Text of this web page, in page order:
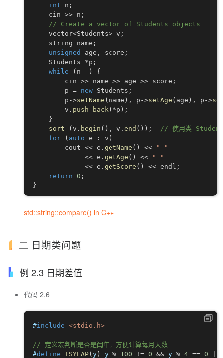
int n ;
    cin
>> n ;
// Create a vector of Students objects
    vector
<Students> v ;
    string name
;
unsigned
age , score ;
    Students
*p ;
while
( n -- )
{
        cin
>> name >> age >> score ;
        p
= new Students ;
        p
->setName ( name ) , p ->setAge ( age ) , p ->
        v
. push_back ( *p ) ;
}
sort
( v . begin ( ) , v . end ( ) ) ;
// 使用类
for
( auto e : v )
        cout
<< e . getName ( ) <<
" "
<< e . getAge ( ) <<
" "
<< e . getScore ( ) << endl ;
return 0 ;
}
std::string::compare() in C++
二 日期类问题
例 2.3 日期差值
代码 2.6
#include <stdio.h>
// 定义宏判断是否是闰年，方便计算每月天数
#define ISYEAP( y ) y % 100 != 0 && y % 4 == 0